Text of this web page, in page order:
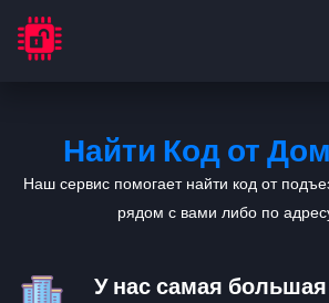
Найти Код от
Наш сервис помогает найти код от
рядом с вами либо по
У нас самая большая